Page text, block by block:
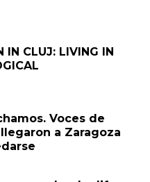
IN CLUJ: LIVING IN
Voces de
a Zaragoza